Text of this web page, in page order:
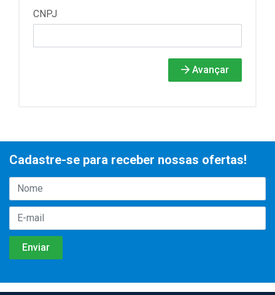
CNPJ
Avançar
Cadastre-se para receber nossas ofertas!